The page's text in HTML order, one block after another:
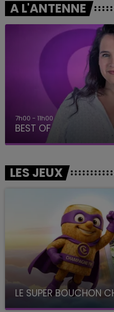
A L'ANTENNE
7h00 - 11h00
BEST OF
LES JEUX
LE SUPER BOUCHON
avec La Famille